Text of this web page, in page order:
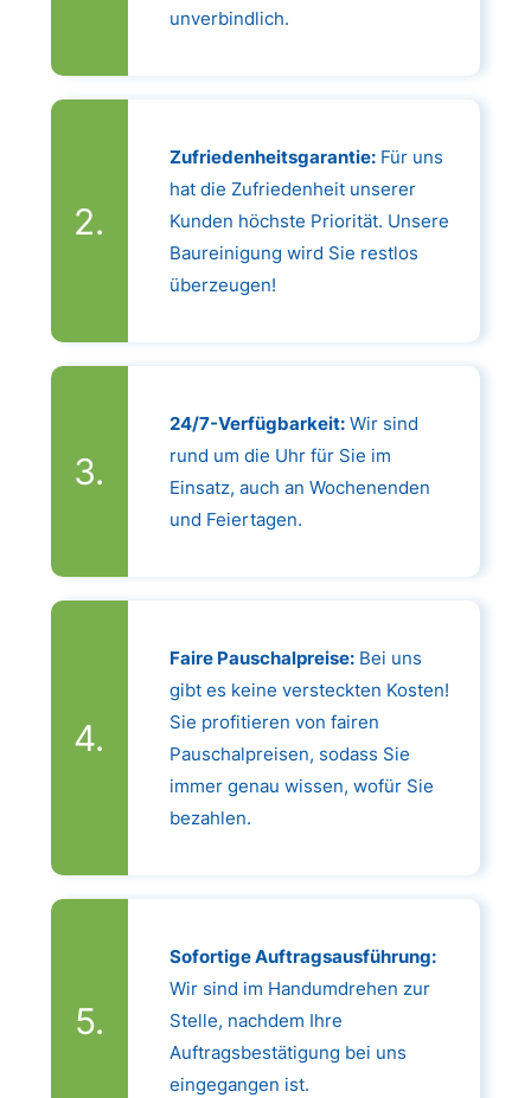
unverbindlich.
Zufriedenheitsgarantie:Für uns
hat die Zufriedenheit unserer
Kunden höchste Priorität. Unsere
Baureinigung wird Sie restlos
überzeugen!
24/7-Verfügbarkeit:Wir sind
rund um die Uhr für Sie im
Einsatz, auch an Wochenenden
und Feiertagen.
Faire Pauschalpreise:Bei uns
gibt es keine versteckten Kosten!
Sie profitieren von fairen
Pauschalpreisen, sodass Sie
immer genau wissen, wofür Sie
bezahlen.
Sofortige Auftragsausführung:
Wir sind im Handumdrehen zur
Stelle, nachdem Ihre
Auftragsbestätigung bei uns
eingegangen ist.